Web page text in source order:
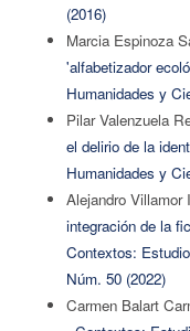
(2016)
Marcia Espinoza
'alfabetizador
Humanidades y
Pilar Valenzuela
el delirio de la
Humanidades y
Alejandro Villamor
integración de la
Contextos:
Núm. 50 (2022)
Carmen Balart